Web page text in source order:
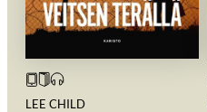
LEE CHILD